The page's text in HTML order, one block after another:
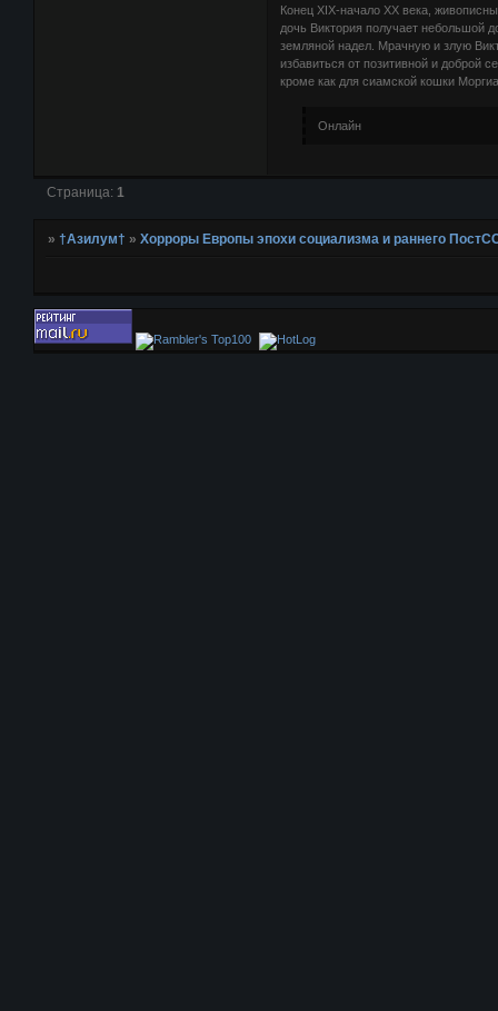
Конец XIX-начало XX века,
дочь Виктория получает
земляной надел. Мрачную и злую
избавиться от позитивной и доброй
кроме как для сиамской кошки
Онлайн
Страница: 1
»†Азилум† »Хорроры Европы эпохи социализма и раннего